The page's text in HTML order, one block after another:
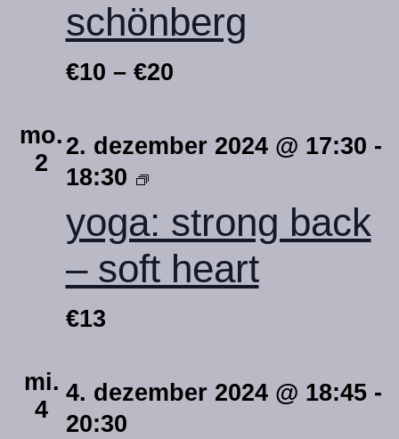
schönberg
€10 – €20
mo.
2
yoga: strong back
– soft heart
2. dezember 2024 @ 17:30 -
18:30
yogastunde
hatha
vinyasa
€13
mi.
4
4. dezember 2024 @ 18:45-
20:30